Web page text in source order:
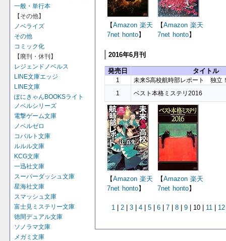
一般・単行本
【その他】
ノベライズ
その他
コミック化
【廃刊・休刊】
レジェンドノベルス
LINE文庫エッジ
LINE文庫
ぽにきゃんBOOKSライト
ノベルシリーズ
電撃ゲーム文庫
ノベルゼロ
コバルト文庫
ルルル文庫
KCG文庫
一迅社文庫
スーパーダッシュ文庫
星海社文庫
スマッシュ文庫
富士見ミステリー文庫
徳間デュアル文庫
ソノラマ文庫
メガミ文庫
【Amazon 楽天
7net honto】
【Amazon 楽天
7net honto】
2016年6月刊
発売日 タイトル
1
未来S高校航時部レポート 独立
1
ベスト本格ミステリ2016
【Amazon 楽天
7net honto】
【Amazon 楽天
7net honto】
1 2| 3| 4| 5| 6| 7| 8| 9| 10 | 11 12